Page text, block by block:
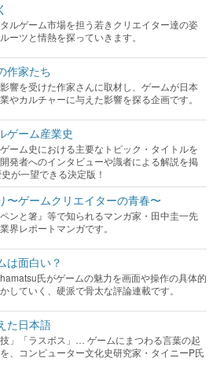
ルゲーム市場を担う若きクリエイター達の姿
ーツと情熱を探っていきます。
作家たち
響を受けた作家さんに取材し、ゲームが日本
やカルチャーに与えた影響を探る企画です。
ゲーム産業史
ーム史における主要なトピック・タイトルを
発者へのインタビューや識者による解説を掲
が一望できる決定版！
〜ゲームクリエイターの青春〜
ペンと箸』等で知られるマンガ家・田中圭一先
界レポートマンガです。
は面白い？
氏がゲームの魅力を画面や操作の具体的
していく、硬派で骨太な評論連載です。
た日本語
技」「ラスボス」… ゲームにまつわる言葉の起
、コンピューター文化史研究家・タイニーP氏